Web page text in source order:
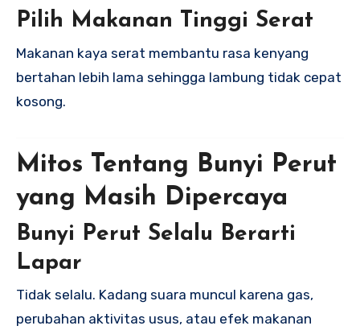
Pilih Makanan Tinggi Serat
Makanan kaya serat membantu rasa kenyang
bertahan lebih lama sehingga lambung tidak cepat
kosong.
Mitos Tentang Bunyi Perut
yang Masih Dipercaya
Bunyi Perut Selalu Berarti
Lapar
Tidak selalu. Kadang suara muncul karena gas,
perubahan aktivitas usus, atau efek makanan